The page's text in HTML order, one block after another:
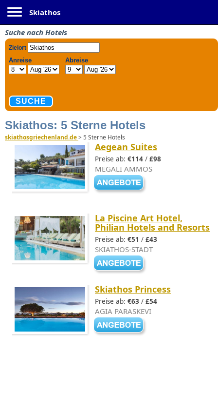
Skiathos
Suche nach Hotels
Skiathos: 5 Sterne Hotels
skiathosgriechenland.de>5 Sterne Hotels
Aegean Suites
Preise ab: €114 / £98
MEGALI AMMOS
La Piscine Art Hotel,
Philian Hotels and Resorts
Preise ab: €51 / £43
SKIATHOS-STADT
Skiathos Princess
Preise ab: €63 / £54
AGIA PARASKEVI